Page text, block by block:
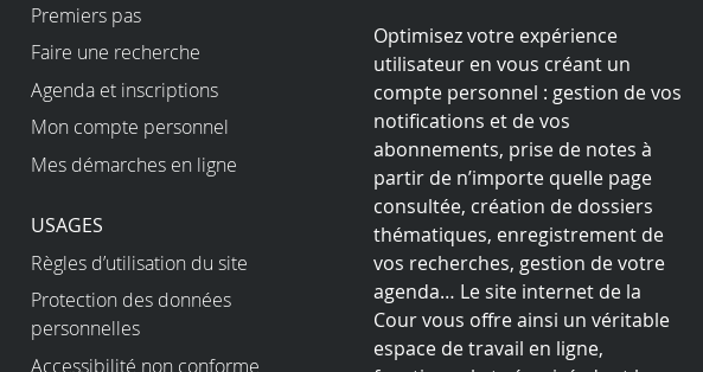
Premiers pas
Faire une recherche
Agenda et inscriptions
Mon compte personnel
Mes démarches en ligne
USAGES
Règles d’utilisation du site
Protection des données
personnelles
Accessibilité non conforme
Optimisez votre expérience
utilisateur en vous créant un
compte personnel : gestion de vos
notifications et de vos
abonnements, prise de notes à
partir de n’importe quelle page
consultée, création de dossiers
thématiques, enregistrement de
vos recherches, gestion de votre
agenda… Le site internet de la
Cour vous offre ainsi un véritable
espace de travail en ligne,